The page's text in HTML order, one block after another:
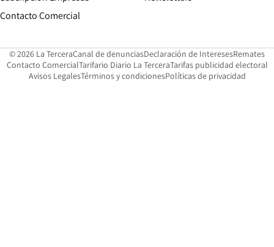
Contacto Comercial
© 2026 La TerceraCanal de denunciasOpens in new window
Declaración de InteresesOpens in
Remates
Contacto ComercialOpens in new window
Tarifario Diario La TerceraOpens in new window
Tarifas publicidad electoral
Avisos LegalesOpens in new window
Términos y condicionesPolíticas de privacidad